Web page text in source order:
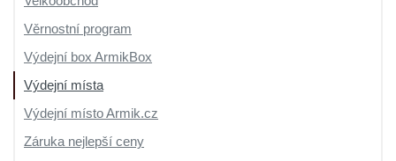
Věrnostní program
Výdejní box ArmikBox
Výdejní místa
Výdejní místo Armik.cz
Záruka nejlepší ceny